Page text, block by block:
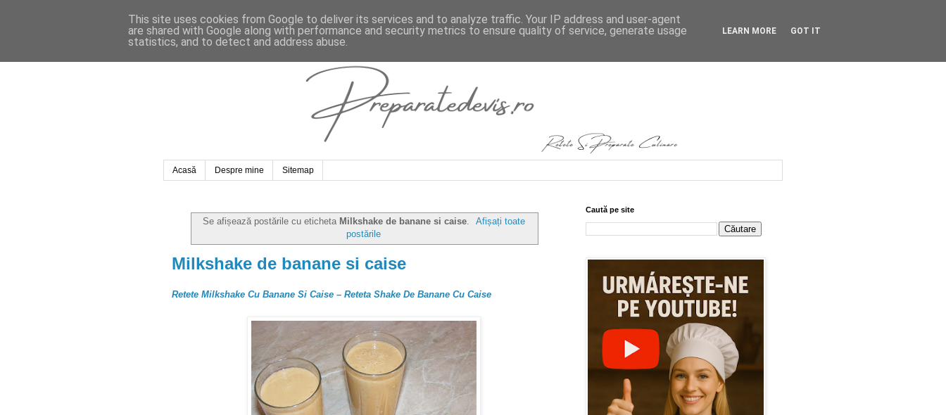
Acasă Despre mine Sitemap
Se afișează postările cu eticheta Milkshake de banane si caise.
Afișați toate
postările
Milkshake de banane si caise
Retete Milkshake Cu Banane Si Caise – Reteta Shake De Banane Cu Caise
Caută pe site
This site uses cookies from Google to deliver its services and to analyze traffic. Your IP address and user-agent
are shared with Google along with performance and security metrics to ensure quality of service, generate usage
statistics, and to detect and address abuse.
LEARN MORE GOT IT